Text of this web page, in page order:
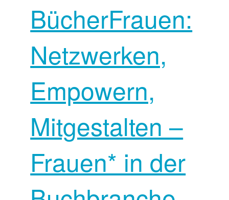
BücherFrauen:
Netzwerken,
Empowern,
Mitgestalten –
Frauen* in der